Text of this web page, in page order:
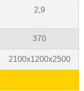
2,9
370
2100х1200х2500